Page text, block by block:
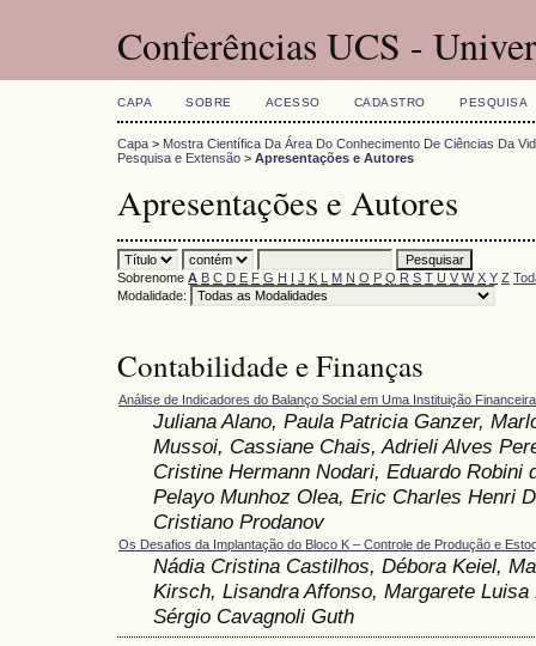
Conferências UCS -
CAPA SOBRE ACESSO CADASTRO PESQUISA
Capa > Mostra Científica Da Área Do Conhecimento De Ciências Da
Pesquisa e Extensão > Apresentações e Autores
Apresentações e Autores
Sobrenome A B C D E F G H I J K L M N O P Q R S T U V W X Y Z
Modalidade:
Contabilidade e Finanças
Análise de Indicadores do Balanço Social em Uma Instituição Financeira
Juliana Alano, Paula Patricia Ganzer,
Mussoi, Cassiane Chais, Adrieli Alves
Cristine Hermann Nodari, Eduardo Robini
Pelayo Munhoz Olea, Eric Charles Henri
Cristiano Prodanov
Os Desafios da Implantação do Bloco K – Controle de Produção e
Nádia Cristina Castilhos, Débora Keiel,
Kirsch, Lisandra Affonso, Margarete Luisa
Sérgio Cavagnoli Guth